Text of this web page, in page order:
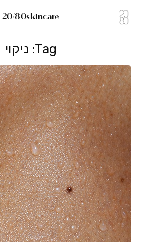
20/80skincare
Tag: ניקוי